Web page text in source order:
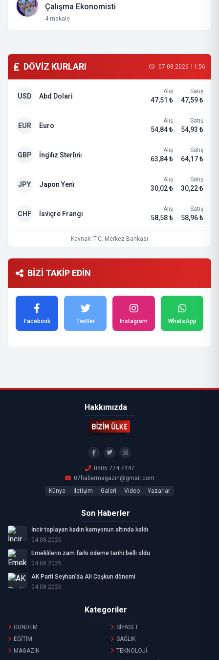
Çalışma Ekonomisti
4 makale
DÖVİZ KURLARI 07.08.2026 11:56
USD Abd Dolari
Alış
47,51 ₺
Satış
47,59 ₺
EUR Euro
Alış
54,84 ₺
Satış
54,93 ₺
GBP İngi̇li̇z Sterli̇ni̇
Alış
63,84 ₺
Satış
64,17 ₺
JPY Japon Yeni̇
Alış
30,02 ₺
Satış
30,22 ₺
CHF İsvi̇çre Frangi
Alış
58,58 ₺
Satış
58,96 ₺
Kaynak: T.C. Merkez Bankası
BİZİ TAKİP EDİN
Facebook Twitter Instagram WhatsApp
Hakkımızda
0505 774 7447
07habermagazin@gmail.com
Künye
İletişim Galeri Video Yazarlar
Son Haberler
İncir toplayan kadın kamyonun altında kaldı
04.08.2026
Emeklilerin zam farkı ödeme tarihi belli oldu
04.08.2026
AK Parti Seyhan’da Ali Coşkun dönemi
04.08.2026
Kategoriler
GÜNDEM
SİYASET
EĞİTİM
SAĞLIK
MAGAZİN
TEKNOLOJİ